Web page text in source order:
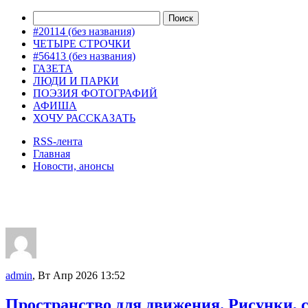
#20114 (без названия)
ЧЕТЫРЕ СТРОЧКИ
#56413 (без названия)
ГАЗЕТА
ЛЮДИ И ПАРКИ
ПОЭЗИЯ ФОТОГРАФИЙ
АФИША
ХОЧУ РАССКАЗАТЬ
RSS-лента
Главная
Новости, анонсы
admin, Вт Апр 2026 13:52
Пространство для движения. Рисунки,